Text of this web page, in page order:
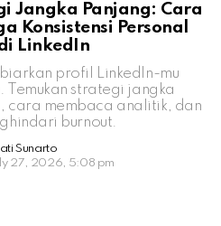
Jangka Panjang: Cara
Konsistensi Personal
LinkedIn
profil LinkedIn-mu
Temukan strategi jangka
cara membaca analitik, dan
burnout.
Sunarto
27, 2026, 5:08 pm